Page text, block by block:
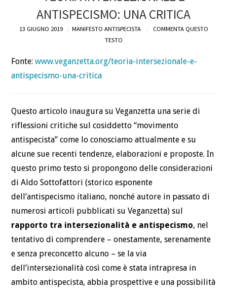
DEFINIZIONI
BLOG
ANTISPECISMO: UNA CRITICA
13 GIUGNO 2019 MANIFESTO ANTISPECISTA
COMMENTA QUESTO
TESTO
Fonte:www.veganzetta.org/teoria-intersezionale-e-
antispecismo-una-critica
Questo articolo inaugura su Veganzetta una serie di
riflessioni critiche sul cosiddetto “movimento
antispecista” come lo conosciamo attualmente e su
alcune sue recenti tendenze, elaborazioni e proposte. In
questo primo testo si propongono delle considerazioni
di Aldo Sottofattori (storico esponente
dell’antispecismo italiano, nonché autore in passato di
numerosi articoli pubblicati su Veganzetta) sul
rapporto tra intersezionalità e antispecismo, nel
tentativo di comprendere – onestamente, serenamente
e senza preconcetto alcuno – se la via
dell’intersezionalità così come è stata intrapresa in
ambito antispecista, abbia prospettive e una possibilità